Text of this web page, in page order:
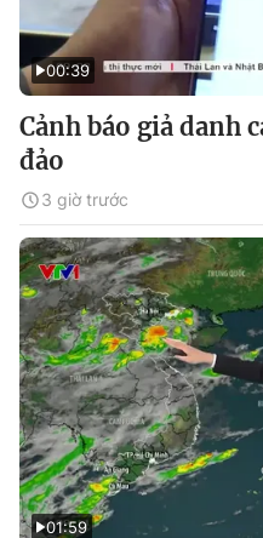
00:39
Cảnh báo giả danh
đảo
3 giờ trước
01:59